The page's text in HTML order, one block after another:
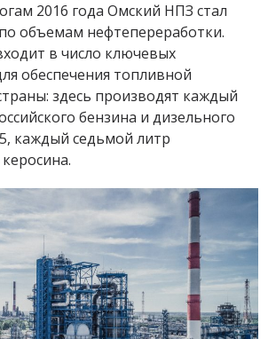
2016 года Омский НПЗ стал
объемам нефтепереработки.
в число ключевых
обеспечения топливной
здесь производят каждый
бензина и дизельного
каждый седьмой литр